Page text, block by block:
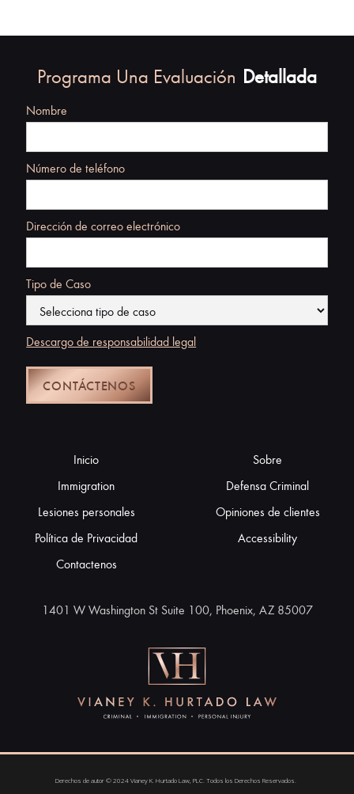
Programa Una Evaluación Detallada
Nombre
Número de teléfono
Dirección de correo electrónico
Tipo de Caso
Descargo de responsabilidad legal
Inicio
Sobre
Immigration
Defensa Criminal
Lesiones personales
Opiniones de clientes
Política de Privacidad
Accessibility
Contactenos
1401 W Washington St Suite 100, Phoenix, AZ 85007
Derechos de autor © 2024 Vianey K. Hurtado Law, PLC. Todos los Derechos Reservados.